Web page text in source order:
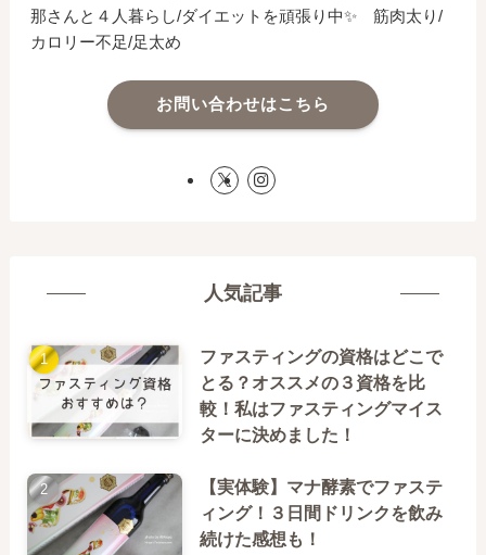
那さんと４人暮らし/ダイエットを頑張り中✨ 筋肉太り/
カロリー不足/足太め
お問い合わせはこちら
人気記事
ファスティングの資格はどこで
とる？オススメの３資格を比
較！私はファスティングマイス
ターに決めました！
【実体験】マナ酵素でファステ
ィング！３日間ドリンクを飲み
続けた感想も！